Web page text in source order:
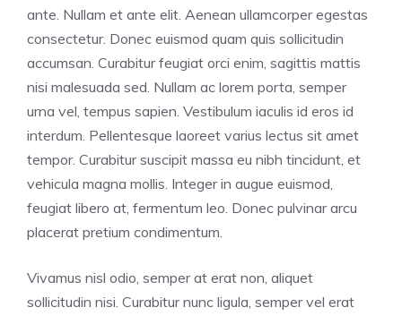
ante. Nullam et ante elit. Aenean ullamcorper egestas
consectetur. Donec euismod quam quis sollicitudin
accumsan. Curabitur feugiat orci enim, sagittis mattis
nisi malesuada sed. Nullam ac lorem porta, semper
urna vel, tempus sapien. Vestibulum iaculis id eros id
interdum. Pellentesque laoreet varius lectus sit amet
tempor. Curabitur suscipit massa eu nibh tincidunt, et
vehicula magna mollis. Integer in augue euismod,
feugiat libero at, fermentum leo. Donec pulvinar arcu
placerat pretium condimentum.
Vivamus nisl odio, semper at erat non, aliquet
sollicitudin nisi. Curabitur nunc ligula, semper vel erat